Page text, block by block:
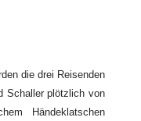
die drei Reisenden
Schaller plötzlich von
Händeklatschen